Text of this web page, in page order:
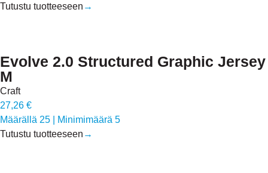
Tutustu tuotteeseen →
Evolve 2.0 Structured Graphic Jersey
M
Craft
27,26 €
Määrällä 25
Minimimäärä 5
Tutustu tuotteeseen →